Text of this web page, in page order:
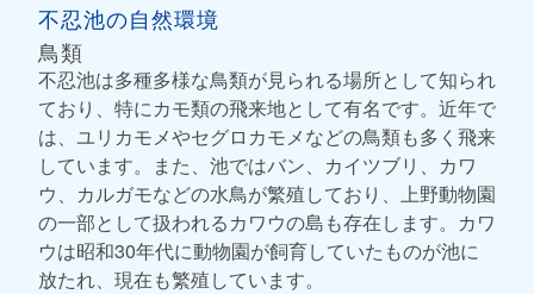
不忍池の自然環境
鳥類
不忍池は多種多様な鳥類が見られる場所として知られ
ており、特にカモ類の飛来地として有名です。近年で
は、ユリカモメやセグロカモメなどの鳥類も多く飛来
しています。また、池ではバン、カイツブリ、カワ
ウ、カルガモなどの水鳥が繁殖しており、上野動物園
の一部として扱われるカワウの島も存在します。カワ
ウは昭和30年代に動物園が飼育していたものが池に
放たれ、現在も繁殖しています。